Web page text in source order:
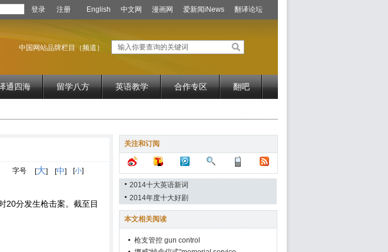
登录 注册 English 中文网 漫画网 爱新闻iNews 翻译论坛
中国网站品牌栏目（频道）
通四海 留学八方 英语教学 合作专区 翻吧
字号 [大] [中] [小]
20分发生枪击案。截至目
关注和订阅
2014十大英语新词
2014年度十大好剧
本文相关阅读
枪支管控 gun control